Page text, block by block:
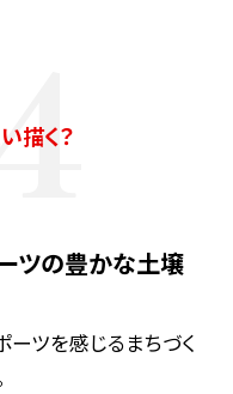
描く？
ツの豊かな土壌
ツを感じるまちづく